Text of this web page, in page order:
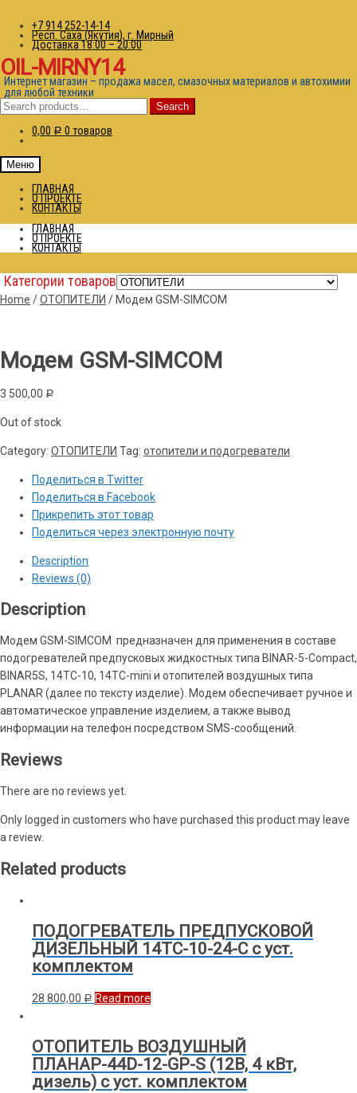
+7 914 252-14-14
Респ. Саха (Якутия), г. Мирный
Доставка 18:00 – 20:00
OIL-MIRNY14
Интернет магазин – продажа масел, смазочных материалов и автохимии
для любой техники
Search
for: Search
0,00 Р 0 товаров
Меню
ГЛАВНАЯ
О ПРОЕКТЕ
КОНТАКТЫ
ГЛАВНАЯ
О ПРОЕКТЕ
КОНТАКТЫ
Категории товаров
Home /ОТОПИТЕЛИ / Модем GSM-SIMCOM
Модем GSM-SIMCOM
3 500,00 Р
Out of stock
Category: ОТОПИТЕЛИ Tag: отопители и подогреватели
Поделиться в Twitter
Поделиться в Facebook
Прикрепить этот товар
Поделиться через электронную почту
Description
Reviews (0)
Description
Модем GSM-SIMCOM предназначен для применения в составе
подогревателей предпусковых жидкостных типа BINAR-5-Compact,
BINAR5S, 14ТС-10, 14ТС-mini и отопителей воздушных типа
PLANAR (далее по тексту изделие). Модем обеспечивает ручное и
автоматическое управление изделием, а также вывод
информации на телефон посредством SMS-сообщений.
Reviews
There are no reviews yet.
Only logged in customers who have purchased this product may leave
a review.
Related products
ПОДОГРЕВАТЕЛЬ ПРЕДПУСКОВОЙ
ДИЗЕЛЬНЫЙ 14ТС-10-24-С с уст.
комплектом
28 800,00 Р Read more
ОТОПИТЕЛЬ ВОЗДУШНЫЙ
ПЛАНАР-44D-12-GP-S (12В, 4 кВт,
дизель) с уст. комплектом